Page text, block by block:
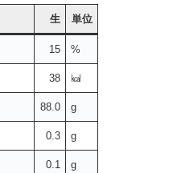
生 単位
15 %
38 ㎉
88.0 g
0.3 g
0.1 g